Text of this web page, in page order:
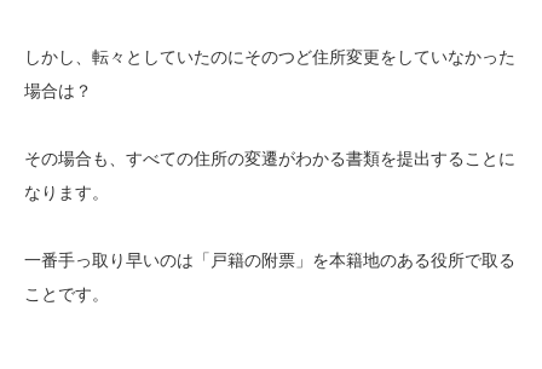
しかし、転々としていたのにそのつど住所変更をしていなかった
場合は？
その場合も、すべての住所の変遷がわかる書類を提出することに
なります。
一番手っ取り早いのは「戸籍の附票」を本籍地のある役所で取る
ことです。